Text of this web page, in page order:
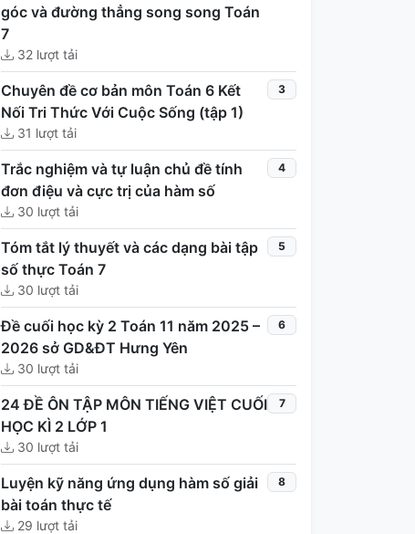
góc và đường thẳng song song Toán
7
32 lượt tải
Chuyên đề cơ bản môn Toán 6 Kết
Nối Tri Thức Với Cuộc Sống (tập 1)
31 lượt tải
3
Trắc nghiệm và tự luận chủ đề tính
đơn điệu và cực trị của hàm số
30 lượt tải
4
Tóm tắt lý thuyết và các dạng bài tập
số thực Toán 7
30 lượt tải
5
Đề cuối học kỳ 2 Toán 11 năm 2025 –
2026 sở GD&ĐT Hưng Yên
30 lượt tải
6
24 ĐỀ ÔN TẬP MÔN TIẾNG VIỆT CUỐI
HỌC KÌ 2 LỚP 1
30 lượt tải
7
Luyện kỹ năng ứng dụng hàm số giải
bài toán thực tế
29 lượt tải
8